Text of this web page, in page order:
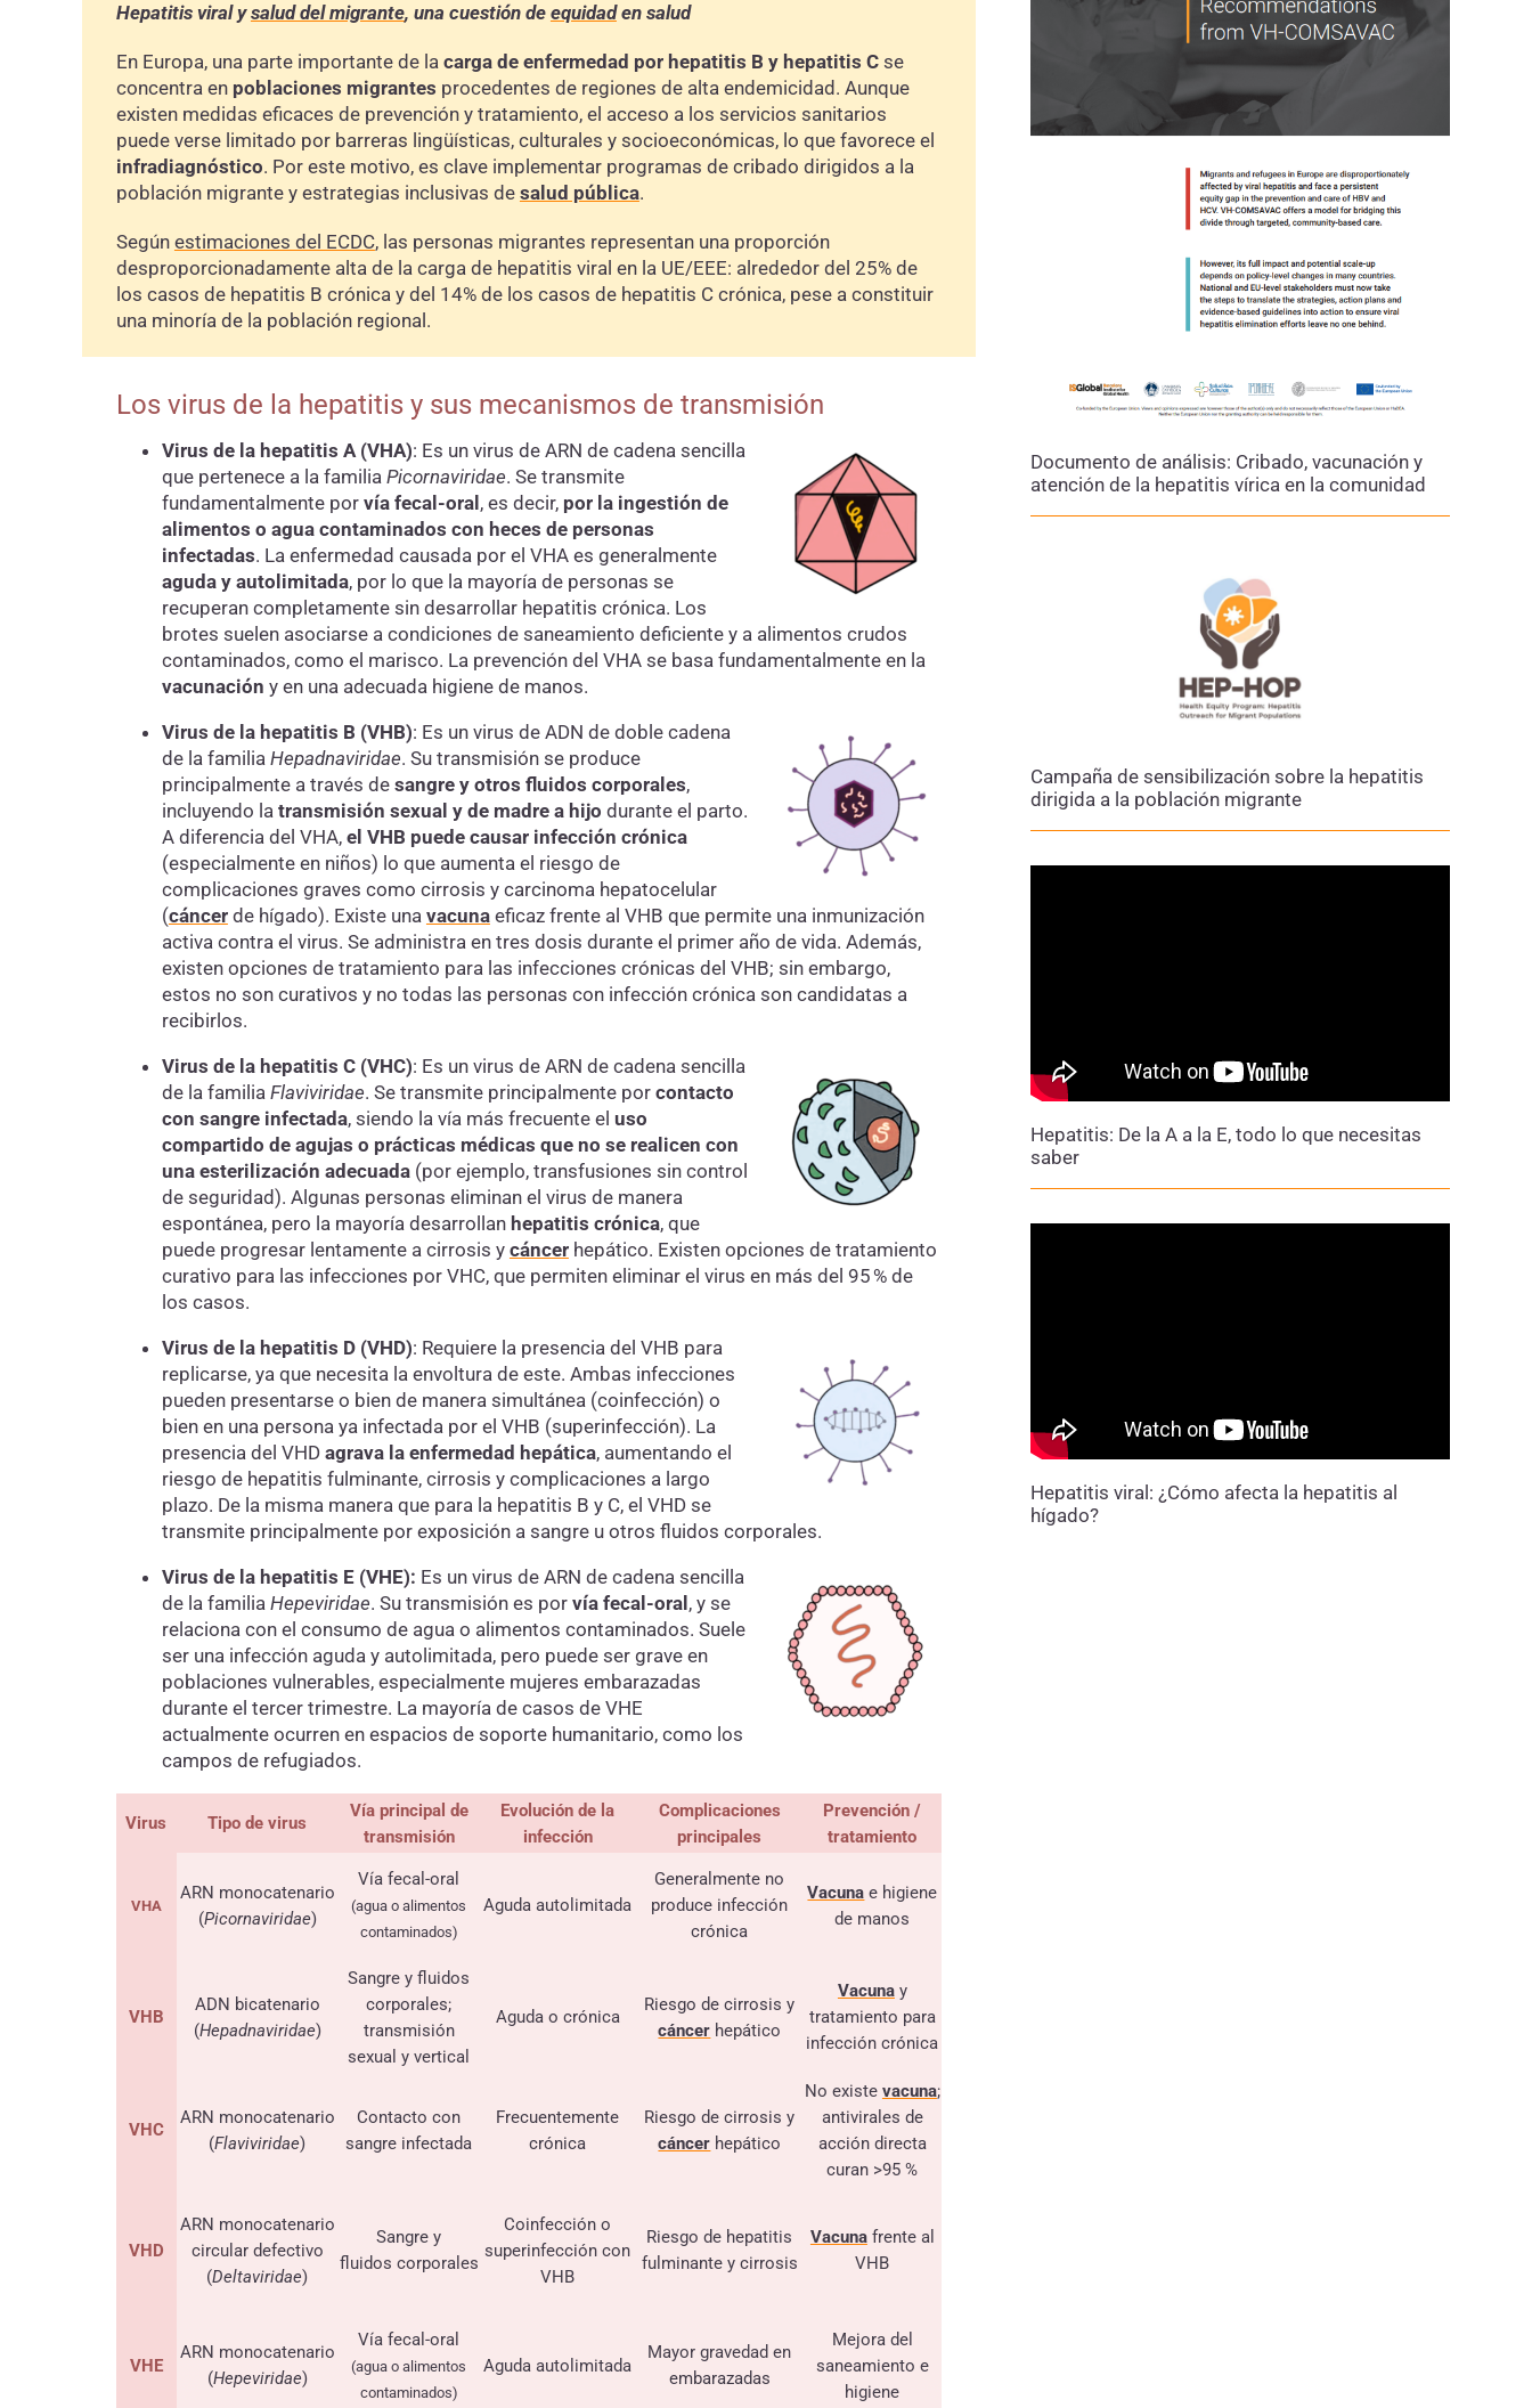
Hepatitis viral ysalud del migrante, una cuestión de equidaden salud
En Europa, una parte importante de la carga de enfermedad por hepatitis B y hepatitis Cse
concentra en poblaciones migrantes procedentes de regiones de alta endemicidad. Aunque
existen medidas eficaces de prevención y tratamiento, el acceso a los servicios sanitarios
puede verse limitado por barreras lingüísticas, culturales y socioeconómicas, lo que favorece el
infradiagnóstico. Por este motivo, es clave implementar programas de cribado dirigidos a la
población migrante y estrategias inclusivas de salud pública.
Según estimaciones del ECDC, las personas migrantes representan una proporción
desproporcionadamente alta de la carga de hepatitis viral en la UE/EEE: alrededor del 25% de
los casos de hepatitis B crónica y del 14% de los casos de hepatitis C crónica, pese a constituir
una minoría de la población regional.
Los virus de la hepatitis y sus mecanismos de transmisión
Virus de la hepatitis A (VHA): Es un virus de ARN de cadena sencilla
que pertenece a la familia Picornaviridae. Se transmite
fundamentalmente porvía fecal-oral , es decir,por la ingestión de
alimentos o agua contaminados con heces de personas
infectadas. La enfermedad causada por el VHA es generalmente
aguda y autolimitada, por lo que la mayoría de personas se
recuperan completamente sin desarrollar hepatitis crónica. Los
brotes suelen asociarse a condiciones de saneamiento deficiente y a alimentos crudos
contaminados, como el marisco. La prevención del VHA se basa fundamentalmente en la
vacunación y en una adecuada higiene de manos.
Virus de la hepatitis B (VHB): Es un virus de ADN de doble cadena
de la familia Hepadnaviridae. Su transmisión se produce
principalmente a través de sangre y otros fluidos corporales,
incluyendo latransmisión sexual y de madre a hijo durante el parto.
A diferencia del VHA,el VHB puede causar infección crónica
(especialmente en niños) lo que aumenta el riesgo de
complicaciones graves como cirrosis y carcinoma hepatocelular
(cáncerde hígado). Existe una vacunaeficaz frente al VHB que permite una inmunización
activa contra el virus. Se administra en tres dosis durante el primer año de vida. Además,
existen opciones de tratamiento para las infecciones crónicas del VHB; sin embargo,
estos no son curativos y no todas las personas con infección crónica son candidatas a
recibirlos.
Virus de la hepatitis C (VHC): Es un virus de ARN de cadena sencilla
de la familia Flaviviridae. Se transmite principalmente por contacto
con sangre infectada, siendo la vía más frecuente el uso
compartido de agujas o prácticas médicas que no se realicen con
una esterilización adecuada(por ejemplo, transfusiones sin control
de seguridad). Algunas personas eliminan el virus de manera
espontánea, pero la mayoría desarrollan hepatitis crónica, que
puede progresar lentamente a cirrosis y cáncerhepático. Existen opciones de tratamiento
curativo para las infecciones por VHC, que permiten eliminar el virus en más del 95 % de
los casos.
Virus de la hepatitis D (VHD): Requiere la presencia del VHB para
replicarse, ya que necesita la envoltura de este. Ambas infecciones
pueden presentarse o bien de manera simultánea (coinfección) o
bien en una persona ya infectada por el VHB (superinfección). La
presencia del VHD agrava la enfermedad hepática, aumentando el
riesgo de hepatitis fulminante, cirrosis y complicaciones a largo
plazo. De la misma manera que para la hepatitis B y C, el VHD se
transmite principalmente por exposición a sangre u otros fluidos corporales.
Virus de la hepatitis E (VHE): Es un virus de ARN de cadena sencilla
de la familia Hepeviridae. Su transmisión es porvía fecal-oral , y se
relaciona con el consumo de agua o alimentos contaminados. Suele
ser una infección aguda y autolimitada, pero puede ser grave en
poblaciones vulnerables, especialmente mujeres embarazadas
durante el tercer trimestre. La mayoría de casos de VHE
actualmente ocurren en espacios de soporte humanitario, como los
campos de refugiados.
Virus Tipo de virus
Vía principal de
transmisión
Evolución de la
infección
Complicaciones
principales
Prevención /
tratamiento
VHA
ARN monocatenario
(Picornaviridae)
Vía fecal-oral
(agua o alimentos
contaminados)
Aguda autolimitada
Generalmente no
produce infección
crónica
Vacuna e higiene
de manos
VHB
ADN bicatenario
(Hepadnaviridae)
Sangre y fluidos
corporales;
transmisión
sexual y vertical
Aguda o crónica
Riesgo de cirrosis y
cáncer hepático
Vacunay
tratamiento para
infección crónica
VHC
ARN monocatenario
(Flaviviridae)
Contacto con
sangre infectada
Frecuentemente
crónica
Riesgo de cirrosis y
cáncer hepático
No existe vacuna;
antivirales de
acción directa
curan >95 %
VHD
ARN monocatenario
circular defectivo
(Deltaviridae)
Sangre y
fluidos corporales
Coinfección o
superinfección con
VHB
Riesgo de hepatitis
fulminante y cirrosis
Vacunafrente al
VHB
VHE
ARN monocatenario
(Hepeviridae)
Vía fecal-oral
(agua o alimentos
contaminados)
Aguda autolimitada
Mayor gravedad en
embarazadas
Mejora del
saneamiento e
higiene
Documento de análisis: Cribado, vacunación y
atención de la hepatitis vírica en la comunidad
Campaña de sensibilización sobre la hepatitis
dirigida a la población migrante
Hepatitis: De la A a la E, todo lo que necesitas
saber
Hepatitis viral: ¿Cómo afecta la hepatitis al
hígado?